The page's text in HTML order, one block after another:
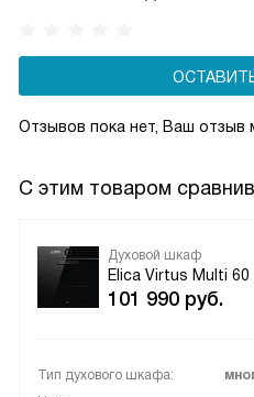
Отзывов пока нет, Ваш отзыв
С этим товаром
Духовой шкаф
Elica Virtus Multi 60
101 990 руб.
Тип духового шкафа: